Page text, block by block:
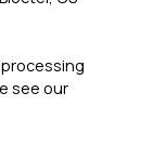
see our